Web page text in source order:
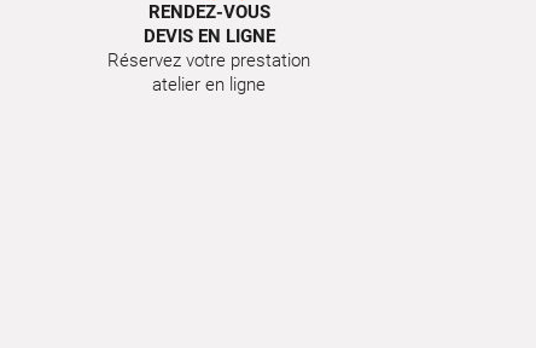
RENDEZ-VOUS
DEVIS EN LIGNE
Réservez votre prestation
atelier en ligne